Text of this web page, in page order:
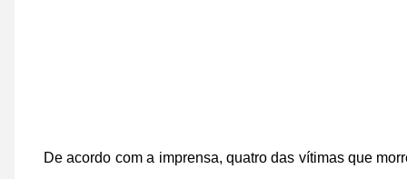
De acordo com a imprensa, quatro das vítimas que